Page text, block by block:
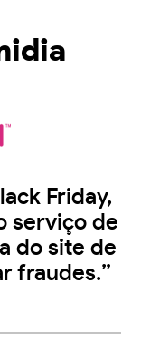
Friday,
serviço de
do site de
fraudes.”